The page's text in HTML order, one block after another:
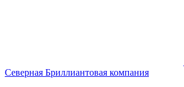
Северная Бриллиантовая компания